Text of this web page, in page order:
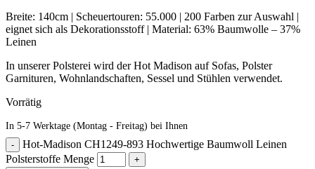
Breite: 140cm | Scheuertouren: 55.000 | 200 Farben zur Auswahl |
eignet sich als Dekorationsstoff | Material: 63% Baumwolle – 37%
Leinen
In unserer Polsterei wird der Hot Madison auf Sofas, Polster
Garnituren, Wohnlandschaften, Sessel und Stühlen verwendet.
Vorrätig
In 5-7 Werktage (Montag - Freitag) bei Ihnen
Hot-Madison CH1249-893 Hochwertige Baumwoll Leinen
Polsterstoffe Menge